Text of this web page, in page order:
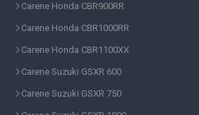
Carene Honda CBR900RR
Carene Honda CBR1000RR
Carene Honda CBR1100XX
Carene Suzuki GSXR 600
Carene Suzuki GSXR 750